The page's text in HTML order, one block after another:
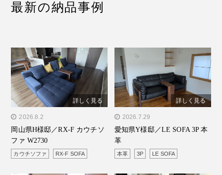
最新の納品事例
" alt="岡山県H様邸／RX-F
カウチソファ W2730"/>
詳しく見る
2026.8.2
岡山県H様邸／RX-F カウチソ
ファ W2730
カウチソファ RX-F SOFA
" alt="愛知県Y様邸／LE
SOFA 3P 本革"/>
詳しく見る
2026.7.29
愛知県Y様邸／LE SOFA 3P 本
革
本革 3P LE SOFA